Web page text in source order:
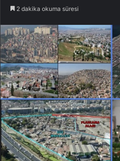
2 dakika okuma süresi